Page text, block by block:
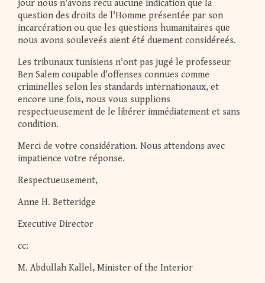
jour nous n'avons recu aucune indication que la
question des droits de l'Homme présentée par son
incarcération ou que les questions humanitaires que
nous avons souleveés aient été duement considéreés.
Les tribunaux tunisiens n'ont pas jugé le professeur
Ben Salem coupable d'offenses connues comme
criminelles selon les standards internationaux, et
encore une fois, nous vous supplions
respectueusement de le libérer immédiatement et sans
condition.
Merci de votre considération. Nous attendons avec
impatience votre réponse.
Respectueusement,
Anne H. Betteridge
Executive Director
cc:
M. Abdullah Kallel, Minister of the Interior